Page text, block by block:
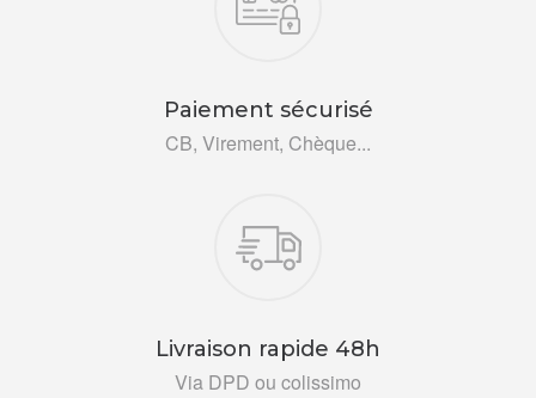
Paiement sécurisé
CB, Virement, Chèque...
Livraison rapide 48h
Via DPD ou colissimo